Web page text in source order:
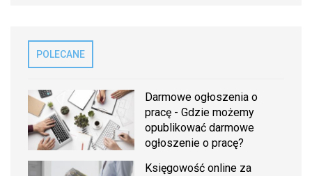
POLECANE
Darmowe ogłoszenia o
pracę - Gdzie możemy
opublikować darmowe
ogłoszenie o pracę?
Księgowość online za